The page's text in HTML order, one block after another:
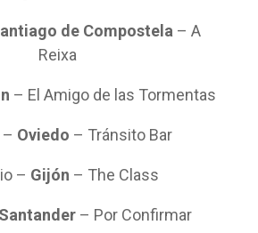
de Compostela – A
Reixa
– El Amigo de las Tormentas
Oviedo – Tránsito Bar
– Gijón – The Class
Santander– Por Confirmar